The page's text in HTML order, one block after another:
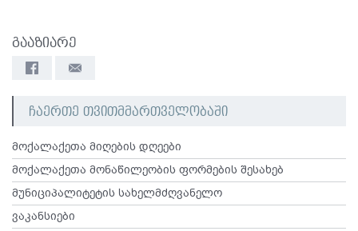
გააზიარე
ჩაერთე თვითმმართველობაში
მოქალაქეთა მიღების დღეები
მოქალაქეთა მონაწილეობის ფორმების შესახებ
მუნიციპალიტეტის სახელმძღვანელო
ვაკანსიები